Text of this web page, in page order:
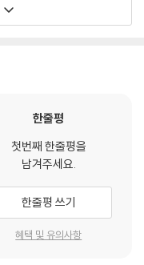
한줄평
첫번째 한줄평을
남겨주세요.
한줄평 쓰기
혜택 및 유의사항